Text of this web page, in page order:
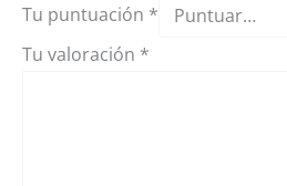
Tu puntuación *
Tu valoración *